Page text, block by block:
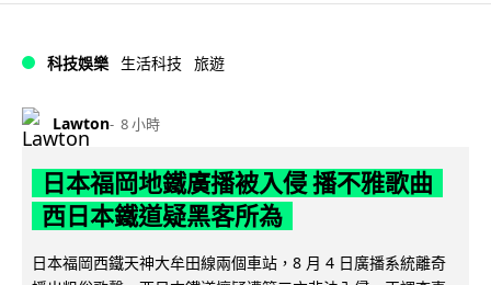
科技娛樂 生活科技 旅遊
Lawton 8 小時
日本福岡地鐵廣播被入侵 播不雅歌曲
西日本鐵道疑黑客所為
日本福岡西鐵天神大牟田線兩個車站，8 月 4 日廣播系統離奇